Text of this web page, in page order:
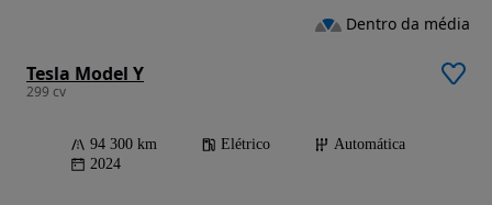
Tesla Model Y
299 cv
94 300 km Elétrico
Automática
2024
Dentro da média